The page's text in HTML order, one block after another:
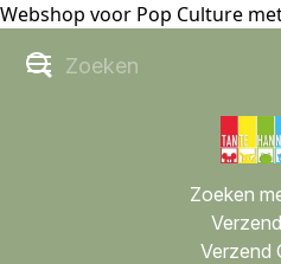
Webshop voor Pop Culture
Zoeken
Verzend